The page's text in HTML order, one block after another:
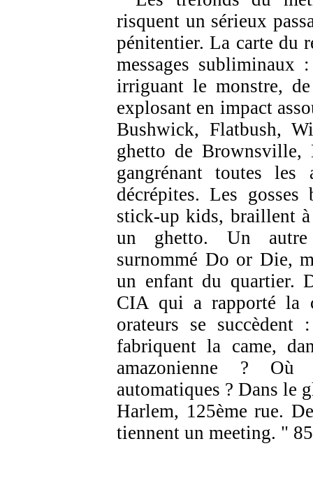
risquent un sérieux
pénitentier. La carte du
messages subliminaux
irriguant le monstre,
explosant en impact
Bushwick, Flatbush,
ghetto de Brownsville,
gangrénant toutes les
décrépites. Les
stick-up kids, braillent
un ghetto. Un autre
surnommé Do or Die,
un enfant du quartier.
CIA qui a rapporté la
orateurs se
fabriquent la came,
amazonienne ? Où
automatiques ? Dans le
Harlem, 125ème rue.
tiennent un meeting. "